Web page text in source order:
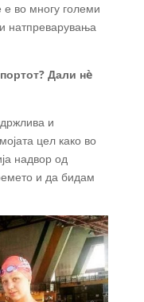
во многу големи
натпреварувања
Дали нè
и
цел како во
надвор од
и да бидам